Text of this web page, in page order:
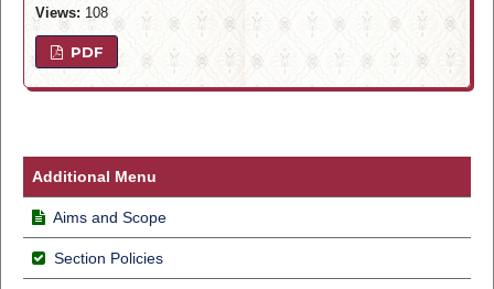
Views:108
PDF
Additional Menu
Aims and Scope
Section Policies